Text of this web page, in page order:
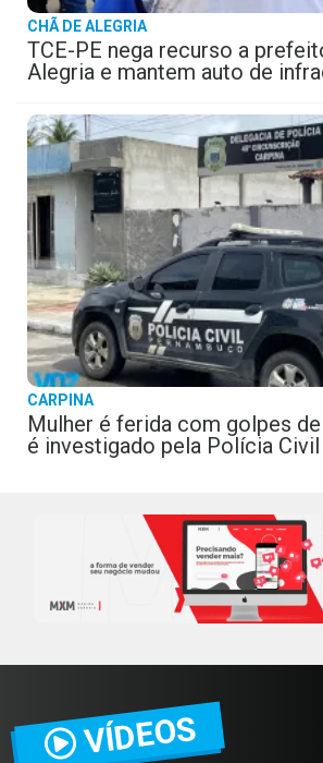
CHÃ DE ALEGRIA
TCE-PE nega recurso a
Alegria e mantem auto de
CARPINA
Mulher é ferida com golpes
é investigado pela Polícia
VÍDEOS